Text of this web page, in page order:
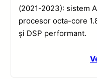
(2021-2023): sistem
procesor octa-core
și DSP performant.